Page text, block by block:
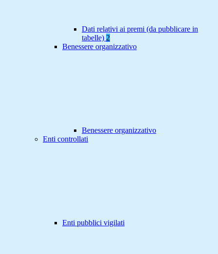
Dati relativi ai premi (da pubblicare in
tabelle) 2
Benessere organizzativo
Benessere organizzativo
Enti controllati
Enti pubblici vigilati